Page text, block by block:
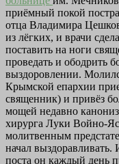
приёмный покой
отца Владимира
из лёгких, и врачи
поставить на ноги
проведать и ободрить
выздоровлении.
Крымской епархии
священник) и привёз
мощей недавно
хирурга Луки Войно-
молитвенным
начал
поста он каждый день